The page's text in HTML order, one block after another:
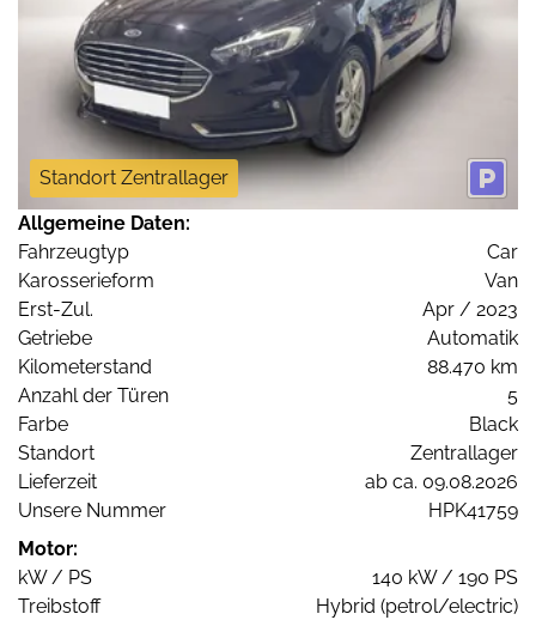
Standort Zentrallager
Allgemeine Daten:
Fahrzeugtyp
Car
Karosserieform
Van
Erst-Zul.
Apr / 2023
Getriebe
Automatik
Kilometerstand
88.470 km
Anzahl der Türen
5
Farbe
Black
Standort
Zentrallager
Lieferzeit
ab ca. 09.08.2026
Unsere Nummer
HPK41759
Motor:
kW / PS
140 kW / 190 PS
Treibstoff
Hybrid (petrol/electric)